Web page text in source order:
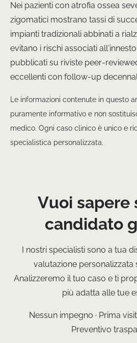
Nei pazienti con atrofia ossea
zigomatici mostrano tassi di
impianti tradizionali abbinati a
evitano i rischi associati
pubblicati su riviste peer-
eccellenti con follow-up
Le informazioni contenute in questo
puramente informativo e non
medico. Ogni caso clinico è unico e
specialistica personalizzata.
Vuoi sapere
candidato
I nostri specialisti sono a tua
valutazione personalizzata
Analizzeremo il tuo caso e ti
più adatta alle tue
Nessun impegno · Prima
Preventivo